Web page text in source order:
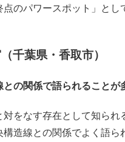
点のパワースポット」とし
千葉県・香取市）
との関係で語られることが
対をなす存在として知られ
構造線との関係でよく語ら